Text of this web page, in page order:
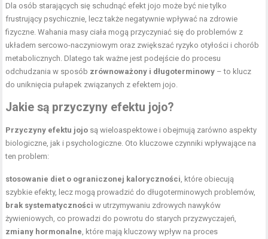
Dla osób starających się schudnąć efekt jojo może być nie tylko
frustrujący psychicznie, lecz także negatywnie wpływać na zdrowie
fizyczne. Wahania masy ciała mogą przyczyniać się do problemów z
układem sercowo-naczyniowym oraz zwiększać ryzyko otyłości i chorób
metabolicznych. Dlatego tak ważne jest podejście do procesu
odchudzania w sposób zrównoważony i długoterminowy – to klucz
do uniknięcia pułapek związanych z efektem jojo.
Jakie są przyczyny efektu jojo?
Przyczyny efektu jojo są wieloaspektowe i obejmują zarówno aspekty
biologiczne, jak i psychologiczne. Oto kluczowe czynniki wpływające na
ten problem:
stosowanie diet o ograniczonej kaloryczności , które obiecują
szybkie efekty, lecz mogą prowadzić do długoterminowych problemów,
brak systematyczności w utrzymywaniu zdrowych nawyków
żywieniowych, co prowadzi do powrotu do starych przyzwyczajeń,
zmiany hormonalne , które mają kluczowy wpływ na proces